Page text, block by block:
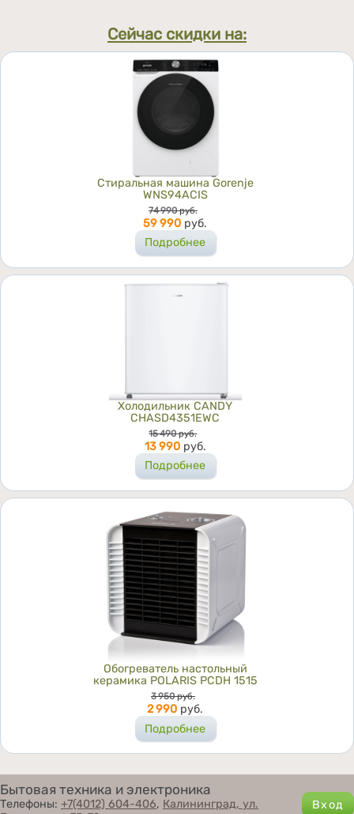
Сейчас скидки на:
Стиральная машина Gorenje
WNS94ACIS
Цена
74 990 руб.
59 990 руб.
Подробнее
Холодильник CANDY
CHASD4351EWC
Цена
15 490 руб.
13 990 руб.
Подробнее
Обогреватель настольный
керамика POLARIS PCDH 1515
Цена
3 950 руб.
2 990 руб.
Подробнее
Бытовая техника и электроника
Телефоны: +7(4012) 604-406, Калининград, ул.